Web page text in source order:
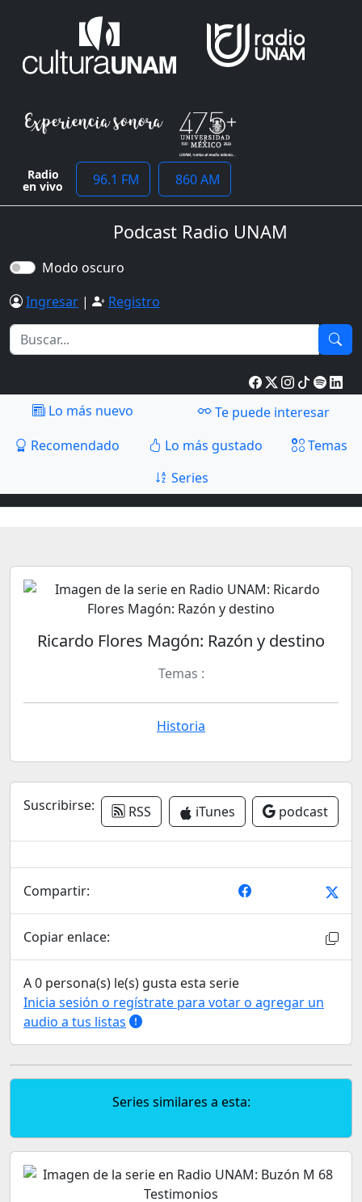
Radio
en vivo 96.1 FM 860 AM
Podcast Radio UNAM
Modo oscuro
Ingresar | Registro
Lo más nuevo
Te puede interesar
Recomendado
Lo más gustado
Temas
Series
Ricardo Flores Magón: Razón y destino
Temas :
Historia
Suscribirse: RSS iTunes podcast
Compartir:
Copiar enlace:
A 0 persona(s) le(s) gusta esta serie
Inicia sesión o regístrate para votar o agregar un
audio a tus listas
Series similares a esta: